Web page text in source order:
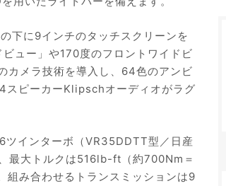
下に9インチのタッチスクリーンを
ュー」や170度のフロントワイドビ
カメラ技術を導入し、64色のアンビ
スピーカーKlipschオーディオがラグ
インターボ（VR35DDTT型／日産
最大トルクは516lb-ft（約700Nm＝
み合わせるトランスミッションは9